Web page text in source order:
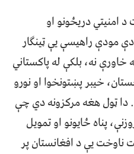
امنیتي دریځونو او
مودې راهیسې یې ټینګار
نه، بلکې له پاکستاني
خیبر پښتونخوا او نورو
دا ټول هغه مرکزونه دي چې
پناه ځایونو او تمویل
ناوخت یې د افغانستان پر